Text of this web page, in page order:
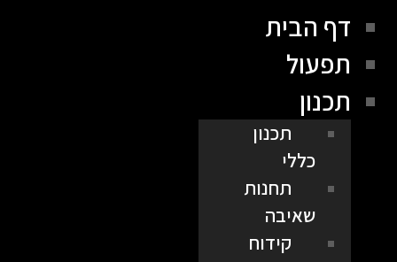
דף הבית
תפעול
תכנון
תכנון
כללי
תחנות
שאיבה
קידוח